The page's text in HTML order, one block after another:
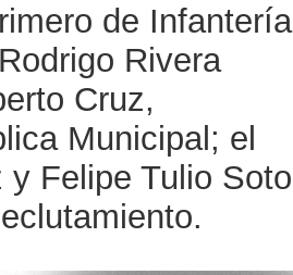
de Infantería
Rivera
Cruz,
Municipal; el
y Felipe Tulio Soto